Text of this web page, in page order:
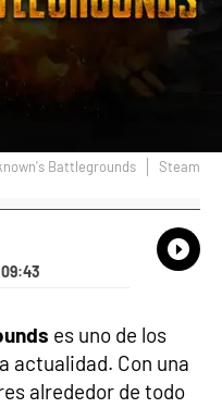
Battlegrounds Steam
es uno de los
actualidad. Con una
alrededor de todo